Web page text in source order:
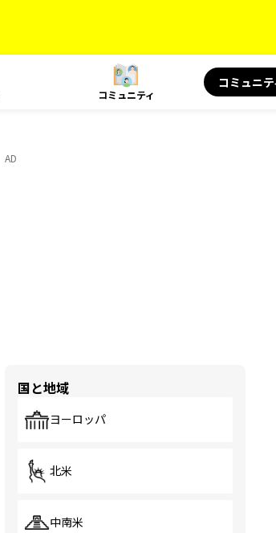
コミュニティ
コミュニ
AD
国と地域
ヨーロッパ
北米
中南米